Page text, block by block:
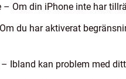
Om din iPhone inte har
du har aktiverat
– Ibland kan problem med